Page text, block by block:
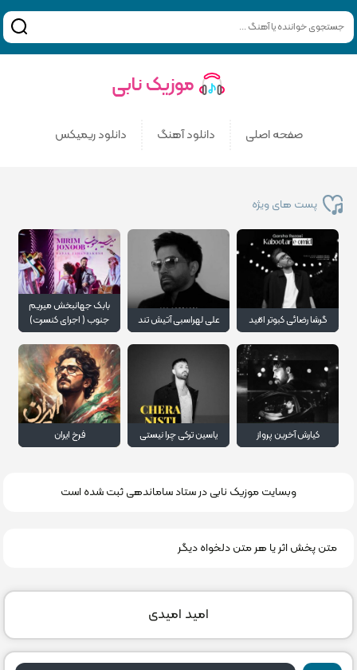
صفحه اصلی دانلود آهنگ دانلود ریمیکس
پست های ویژه
گرشا رضائی کبوتر امّید علی لهراسبی آتیش تند
بابک جهانبخش میریم
جنوب ( اجرای کنسرت)
کیارش آخرین پرواز یاسین ترکی چرا نیستی فرخ ایران
وبسایت موزیک نابی در ستاد ساماندهی ثبت شده است
متن پخش اثر یا هر متن دلخواه دیگر
امید امیدی